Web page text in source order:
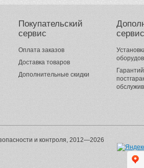
Покупательский
сервис
Оплата заказов
Доставка товаров
Дополнительные скидки
сервис
и контроля, 2012—2026